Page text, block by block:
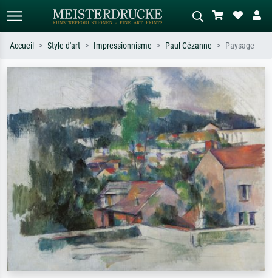
Recherche standard Recherche d'images IA
Recherchez par artiste, titre ou style –
ex. Monet, Nuit étoilée,
impressionnisme, vague de Hokusai,
nu.
Décrivez la scène – ex. prairie verte,
abstrait avec beaucoup de rouge,
tableau sombre, nu debout près d'un
arbre.
Accueil Style d'art Impressionnisme Paul Cézanne Paysage